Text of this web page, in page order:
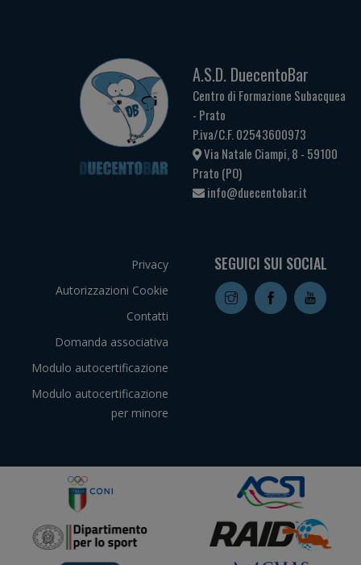
A.S.D. DuecentoBar
Centro di Formazione Subacquea
- Prato
P.iva/C.F. 02543600973
Via Natale Ciampi, 8 - 59100
Prato (PO)
info@duecentobar.it
Privacy
Autorizzazioni Cookie
Contatti
Domanda associativa
Modulo autocertificazione
Modulo autocertificazione
per minore
SEGUICI SUI SOCIAL